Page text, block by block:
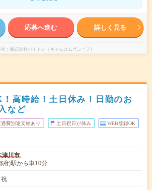
応募へ進む 詳しく見る
株式会社バイトレ（キャムコムグループ）
高時給！土日休み！日勤のお
など
通費別途支給あり 土日祝日が休み WEB登録OK
津川市
府)駅から車10分